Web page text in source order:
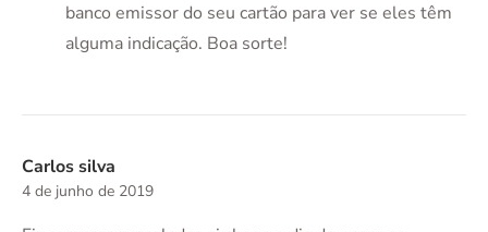
banco emissor do seu cartão para ver se eles têm
alguma indicação. Boa sorte!
Carlos silva
4 de junho de 2019